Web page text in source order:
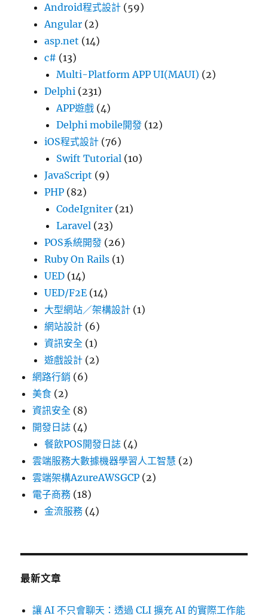
Android程式設計 (59)
Angular (2)
asp.net (14)
c# (13)
Multi-Platform APP UI(MAUI) (2)
Delphi (231)
APP遊戲 (4)
Delphi mobile開發 (12)
iOS程式設計 (76)
Swift Tutorial (10)
JavaScript (9)
PHP (82)
CodeIgniter (21)
Laravel (23)
POS系統開發 (26)
Ruby On Rails (1)
UED (14)
UED/F2E (14)
大型網站／架構設計 (1)
網站設計 (6)
資訊安全 (1)
遊戲設計 (2)
網路行銷 (6)
美食 (2)
資訊安全 (8)
開發日誌 (4)
餐飲POS開發日誌 (4)
雲端服務大數據機器學習人工智慧 (2)
雲端架構AzureAWSGCP (2)
電子商務 (18)
金流服務 (4)
最新文章
讓 AI 不只會聊天：透過 CLI 擴充 AI 的實際工作能